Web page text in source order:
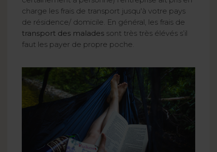
charge les frais de transport jusqu'à votre pays
de résidence/ domicile. En général, les frais de
transport des malades sont très très élévés s’il
faut les payer de propre poche.